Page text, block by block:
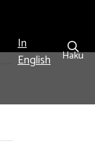
In
English
Haku